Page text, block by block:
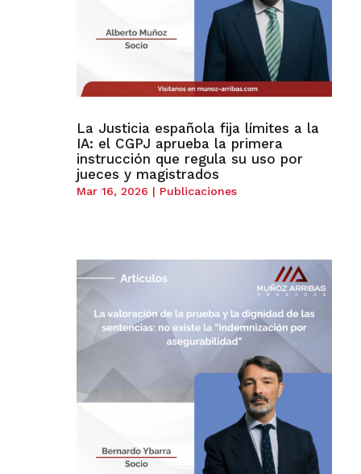
La Justicia española fija límites a la
IA: el CGPJ aprueba la primera
instrucción que regula su uso por
jueces y magistrados
Mar 16, 2026 | Publicaciones